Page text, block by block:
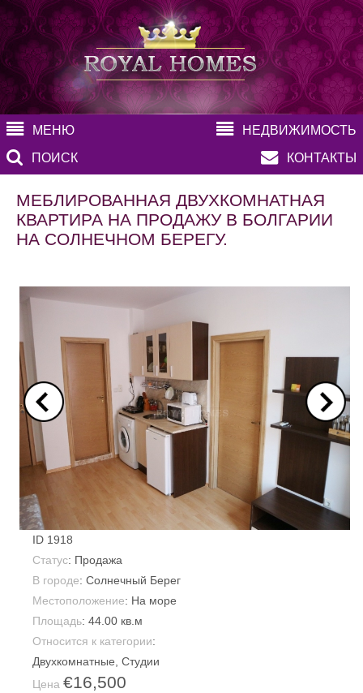
МЕНЮ
НЕДВИЖИМОСТЬ
ПОИСК
КОНТАКТЫ
МЕБЛИРОВАННАЯ ДВУХКОМНАТНАЯ
КВАРТИРА НА ПРОДАЖУ В БОЛГАРИИ
НА СОЛНЕЧНОМ БЕРЕГУ.
ID 1918
Статус: Продажа
В городе: Солнечный Берег
Местоположение: На море
Площадь: 44.00 кв.м
Относится к категории:
Двухкомнатные, Студии
Цена €16,500